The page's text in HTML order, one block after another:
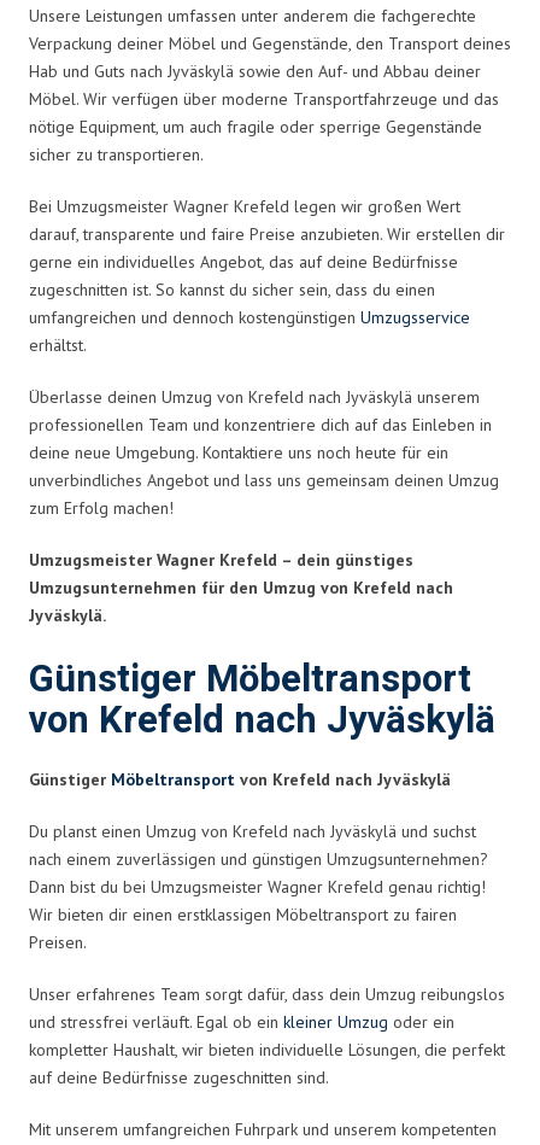
Unsere Leistungen umfassen unter anderem die fachgerechte
Verpackung deiner Möbel und Gegenstände, den Transport deines
Hab und Guts nach Jyväskylä sowie den Auf- und Abbau deiner
Möbel. Wir verfügen über moderne Transportfahrzeuge und das
nötige Equipment, um auch fragile oder sperrige Gegenstände
sicher zu transportieren.
Bei Umzugsmeister Wagner Krefeld legen wir großen Wert
darauf, transparente und faire Preise anzubieten. Wir erstellen dir
gerne ein individuelles Angebot, das auf deine Bedürfnisse
zugeschnitten ist. So kannst du sicher sein, dass du einen
umfangreichen und dennoch kostengünstigen Umzugsservice
erhältst.
Überlasse deinen Umzug von Krefeld nach Jyväskylä unserem
professionellen Team und konzentriere dich auf das Einleben in
deine neue Umgebung. Kontaktiere uns noch heute für ein
unverbindliches Angebot und lass uns gemeinsam deinen Umzug
zum Erfolg machen!
Umzugsmeister Wagner Krefeld – dein günstiges
Umzugsunternehmen für den Umzug von Krefeld nach
Jyväskylä.
Günstiger Möbeltransport
von Krefeld nach Jyväskylä
Günstiger Möbeltransport von Krefeld nach Jyväskylä
Du planst einen Umzug von Krefeld nach Jyväskylä und suchst
nach einem zuverlässigen und günstigen Umzugsunternehmen?
Dann bist du bei Umzugsmeister Wagner Krefeld genau richtig!
Wir bieten dir einen erstklassigen Möbeltransport zu fairen
Preisen.
Unser erfahrenes Team sorgt dafür, dass dein Umzug reibungslos
und stressfrei verläuft. Egal ob ein kleiner Umzug oder ein
kompletter Haushalt, wir bieten individuelle Lösungen, die perfekt
auf deine Bedürfnisse zugeschnitten sind.
Mit unserem umfangreichen Fuhrpark und unserem kompetenten